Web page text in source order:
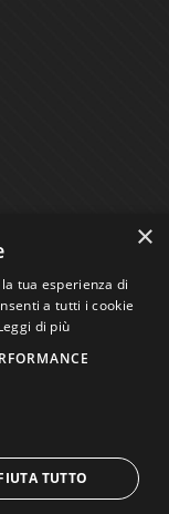
Bassi VAT
×
tua esperienza di
a tutti i cookie
di più
TUTTO